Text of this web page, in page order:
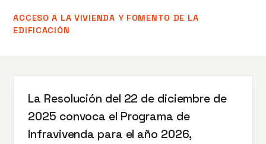
ACCESO A LA VIVIENDA Y FOMENTO DE LA
EDIFICACIÓN
La Resolución del 22 de diciembre de
2025 convoca el Programa de
Infravivenda para el año 2026,